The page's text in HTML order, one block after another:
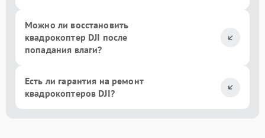
Можно ли восстановить
квадрокоптер DJI после
попадания влаги?
Есть ли гарантия на ремонт
квадрокоптеров DJI?